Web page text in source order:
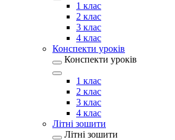
1 клас
2 клас
3 клас
4 клас
Конспекти уроків
Конспекти уроків
1 клас
2 клас
3 клас
4 клас
Літні зошити
Літні зошити